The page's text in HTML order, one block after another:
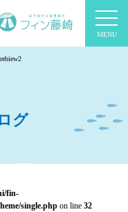
グ
fin-
single.php on line 32